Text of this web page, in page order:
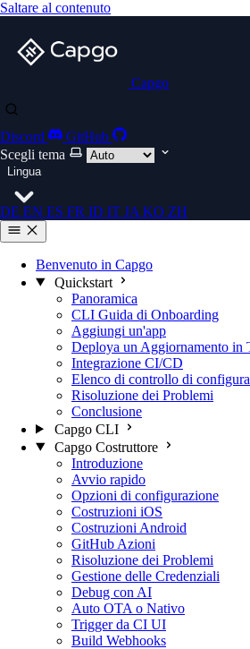
Saltare al contenuto
Capgo
Discord
GitHub
Scegli tema
Lingua
DE EN ES FR ID IT JA KO ZH
Benvenuto in Capgo
Quickstart
Panoramica
CLI Guida di Onboarding
Aggiungi un'app
Deploya un Aggiornamento in
Integrazione CI/CD
Elenco di controllo di
Risoluzione dei Problemi
Conclusione
Capgo CLI
Capgo Costruttore
Introduzione
Avvio rapido
Opzioni di configurazione
Costruzioni iOS
Costruzioni Android
GitHub Azioni
Risoluzione dei Problemi
Gestione delle Credenziali
Debug con AI
Auto OTA o Nativo
Trigger da CI UI
Build Webhooks